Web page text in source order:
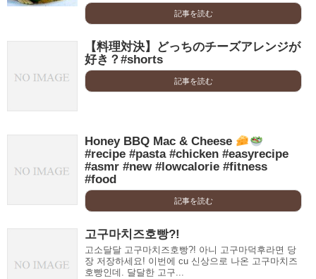
記事を読む
【料理対決】どっちのチーズアレンジが
好き？#shorts
記事を読む
Honey BBQ Mac & Cheese
#recipe #pasta #chicken #easyrecipe
#asmr #new #lowcalorie #fitness
#food
記事を読む
고구마치즈호빵?!
고소달달 고구마치즈호빵?! 아니 고구마덕후라면 당
장 저장하세요! 이번에 cu 신상으로 나온 고구마치즈
호빵인데. 달달한 고구...